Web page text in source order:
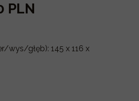
wys/głęb): 145 x 116 x
PLN